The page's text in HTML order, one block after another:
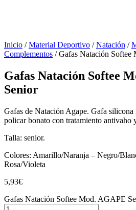
Inicio /Material Deportivo /Natación /
Complementos / Gafas Natación
Gafas Natación Softee
Senior
Gafas de Natación Agape. Gafa silicona
policar bonato con tratamiento antivaho
Talla: senior.
Colores: Amarillo/Naranja – Negro/
Rosa/Violeta
5,93€
Gafas Natación Softee Mod. AGAPE